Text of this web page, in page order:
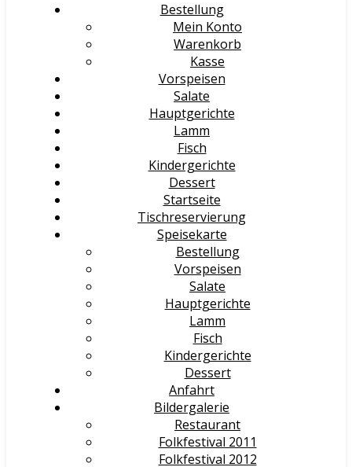
Bestellung
Mein Konto
Warenkorb
Kasse
Vorspeisen
Salate
Hauptgerichte
Lamm
Fisch
Kindergerichte
Dessert
Startseite
Tischreservierung
Speisekarte
Bestellung
Vorspeisen
Salate
Hauptgerichte
Lamm
Fisch
Kindergerichte
Dessert
Anfahrt
Bildergalerie
Restaurant
Folkfestival 2011
Folkfestival 2012